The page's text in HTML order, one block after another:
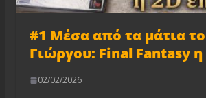
#1 Μέσα από τα μάτια
Γιώργου: Final Fantasy
02/02/2026